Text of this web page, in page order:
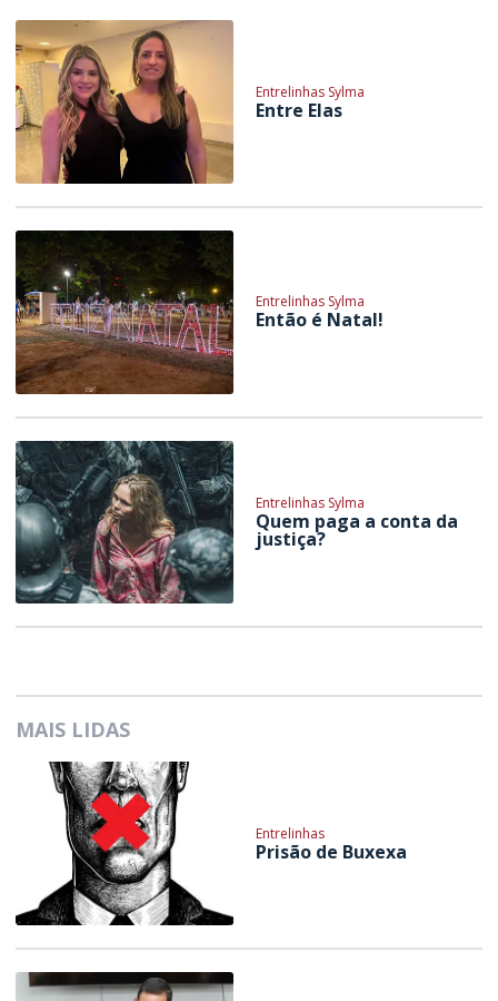
Entrelinhas Sylma
Entre Elas
Entrelinhas Sylma
Então é Natal!
Entrelinhas Sylma
Quem paga a conta da
justiça?
MAIS LIDAS
Entrelinhas
Prisão de Buxexa